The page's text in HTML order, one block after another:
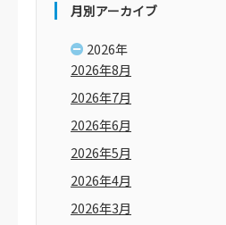
月別アーカイブ
2026年
2026年8月
2026年7月
2026年6月
2026年5月
2026年4月
2026年3月